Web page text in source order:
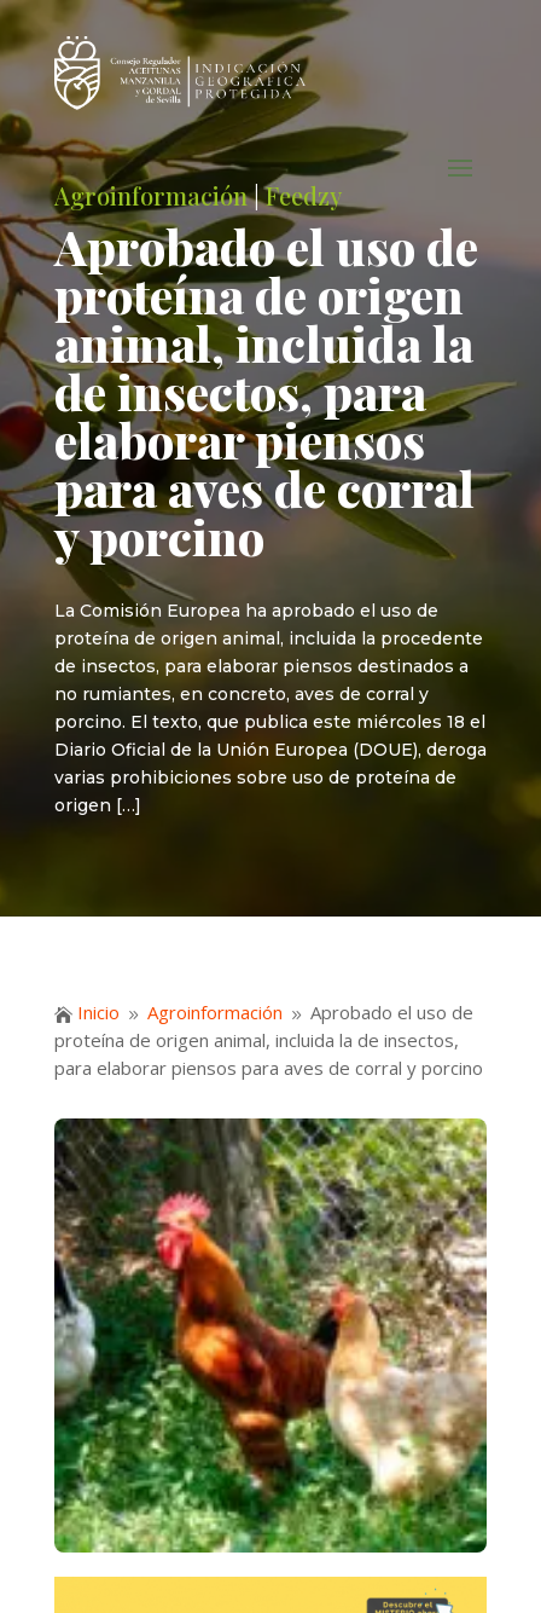
Agroinformación|Feedzy
Aprobado el uso de
proteína de origen
animal, incluida la
de insectos, para
elaborar piensos
para aves de corral
y porcino
La Comisión Europea ha aprobado el uso de
proteína de origen animal, incluida la procedente
de insectos, para elaborar piensos destinados a
no rumiantes, en concreto, aves de corral y
porcino. El texto, que publica este miércoles 18 el
Diario Oficial de la Unión Europea (DOUE), deroga
varias prohibiciones sobre uso de proteína de
origen […]
 Inicio 9 Agroinformación 9 Aprobado el uso de
proteína de origen animal, incluida la de insectos,
para elaborar piensos para aves de corral y porcino